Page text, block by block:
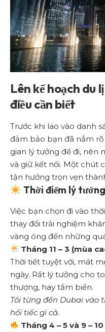
Lên kế hoạch du
điều cần biết
Trước khi lao vào danh
đảm bảo bạn đã nắm
gian lý tưởng để đi, nên
và giữ kết nối. Một chút
tận hưởng trọn vẹn
Thời điểm lý
Việc bạn chọn đi vào
thay đổi trải nghiệm
vàng óng đến những
Tháng 11 – 3 (mùa
Thời tiết tuyệt vời, mát
ngày. Rất lý tưởng cho
thượng, hay tắm biển.
Tôi từng đến Dubai vào
hối tiếc gì cả.
Tháng 4 – 5 và 9 –